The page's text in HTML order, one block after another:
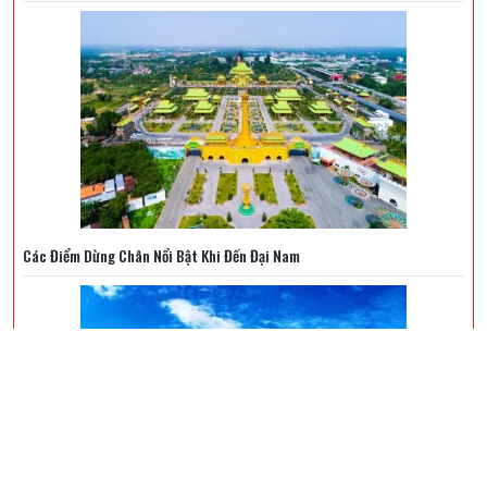
Các Điểm Dừng Chân Nổi Bật Khi Đến Đại Nam